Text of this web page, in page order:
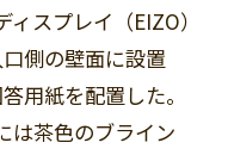
スプレイ（EIZO）
側の壁面に設置
用紙を配置した。
茶色のブライン